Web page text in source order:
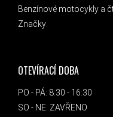
Benzínové motocykly a
Značky
OTEVÍRACÍ DOBA
PO - PÁ: 8:30 - 16:30
SO - NE: ZAVŘENO